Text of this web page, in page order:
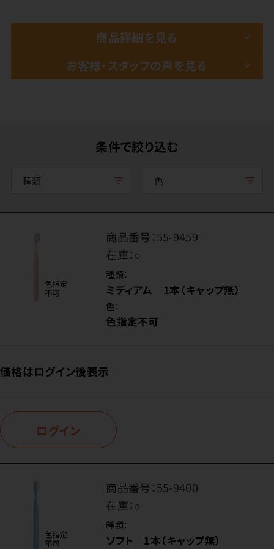
商品詳細を見る
お客様・スタッフの声を見る
条件で絞り込む
種類 色
商品番号：55-9459
在庫：○
種類：
ミディアム 1本（キャップ無）
色：
色指定不可
価格はログイン後表示
ログイン
商品番号：55-9400
在庫：○
種類：
ソフト 1本（キャップ無）